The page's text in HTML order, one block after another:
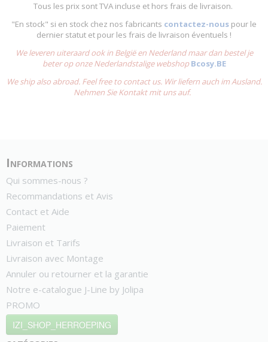
Tous les prix sont TVA incluse et hors frais de livraison.
"En stock" si en stock chez nos fabricants contactez-nous pour le
dernier statut et pour les frais de livraison éventuels !
We leveren uiteraard ook in België en Nederland maar dan bestel je
beter op onze Nederlandstalige webshopBcosy.BE
We ship also abroad. Feel free to contact us. Wir liefern auch im Ausland.
Nehmen Sie Kontakt mit uns auf.
Informations
Qui sommes-nous ?
Recommandations et Avis
Contact et Aide
Paiement
Livraison et Tarifs
Livraison avec Montage
Annuler ou retourner et la garantie
Notre e-catalogue J-Line by Jolipa
PROMO
IZI_SHOP_HERROEPING